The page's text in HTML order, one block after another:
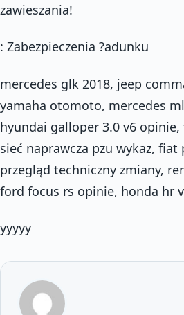
zawieszania!
: Zabezpieczenia ?adunku
mercedes glk 2018, jeep
yamaha otomoto, mercedes
hyundai galloper 3.0 v6
sieć naprawcza pzu wykaz,
przegląd techniczny zmiany,
ford focus rs opinie, honda hr
yyyyy